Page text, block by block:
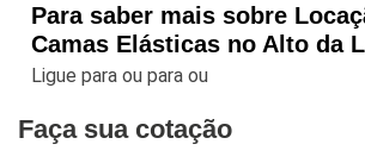
Para saber mais sobre
Camas Elásticas no Alto da
Ligue paraou paraou
Faça sua cotação